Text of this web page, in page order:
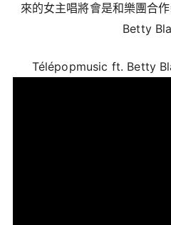
來的女主唱將會是和樂團合
Betty
Télépopmusic ft. Betty